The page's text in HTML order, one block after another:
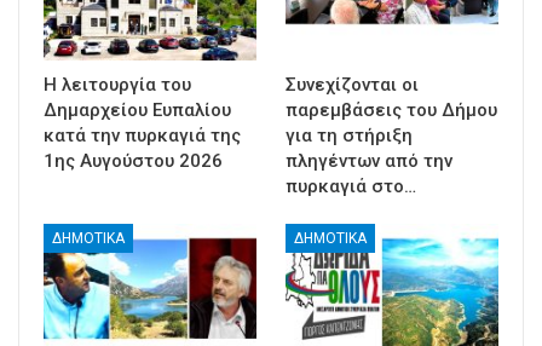
Η λειτουργία του
Δημαρχείου Ευπαλίου
κατά την πυρκαγιά της
1ης Αυγούστου 2026
Συνεχίζονται οι
παρεμβάσεις του Δήμου
για τη στήριξη
πληγέντων από την
πυρκαγιά στο…
ΔΗΜΟΤΙΚΑ ΔΗΜΟΤΙΚΑ